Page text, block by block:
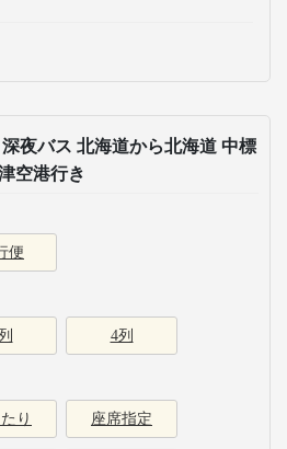
夜バス 北海道から北海道 中標
空港行き
便
4列
り 座席指定